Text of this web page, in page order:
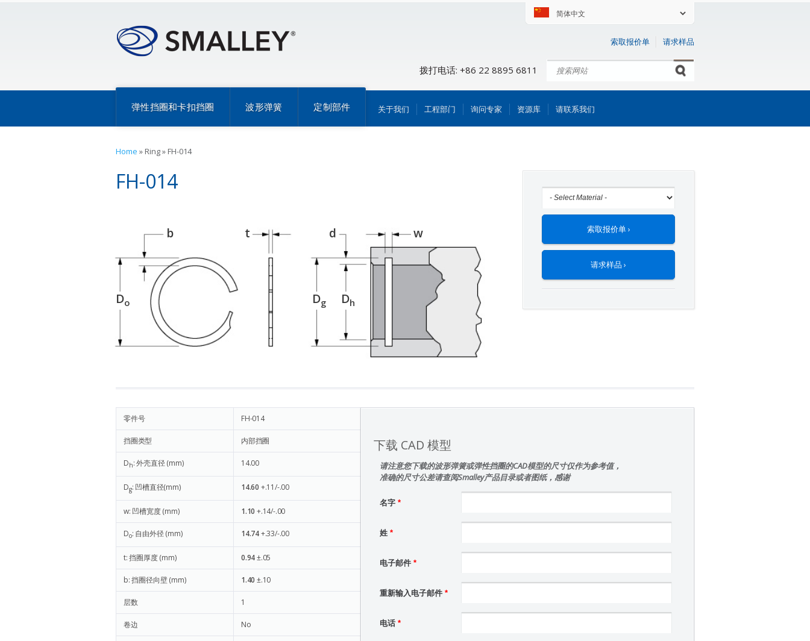
索取报价单 请求样品
拨打电话: +86 22 8895 6811 Search form
搜索
弹性挡圈和卡扣挡圈 波形弹簧 定制部件 关于我们 工程部门 询问专家 资源库 请联系我们
Home » Ring» FH-014
FH-014
b t d w
Dg Dh
Do
索取报价单 ›
请求样品 ›
零件号 FH-014
挡圈类型 内部挡圈
Dh: 外壳直径 (mm) 14.00
Dg: 凹槽直径(mm) 14.60 +.11/-.00
w: 凹槽宽度 (mm) 1.10 +.14/-.00
Do: 自由外径 (mm) 14.74+.33/-.00
t: 挡圈厚度 (mm) 0.94±.05
b: 挡圈径向壁 (mm) 1.40 ±.10
层数 1
卷边 No
下载 CAD 模型
请注意您下载的波形弹簧或弹性挡圈的CAD模型的尺寸仅作为参考值，
准确的尺寸公差请查阅Smalley产品目录或者图纸，感谢
名字 *
姓 *
电子邮件 *
重新输入电子邮件 *
电话 *